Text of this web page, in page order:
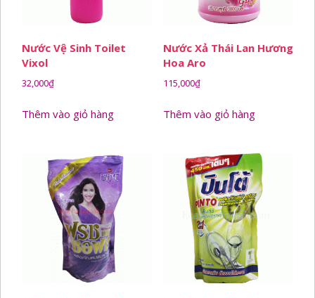
Nước Vệ Sinh Toilet
Vixol
32,000₫
Thêm vào giỏ hàng
Nước Xả Thái Lan Hương
Hoa Aro
115,000₫
Thêm vào giỏ hàng